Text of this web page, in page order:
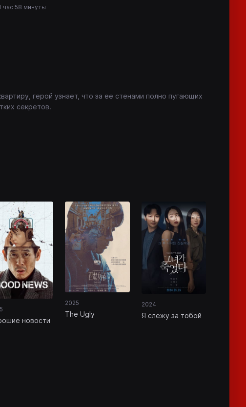
час 58 минуты
герой узнает, что за ее стенами полно пугающих
секретов.
новости
2025
The Ugly
2024
Я слежу за тобой